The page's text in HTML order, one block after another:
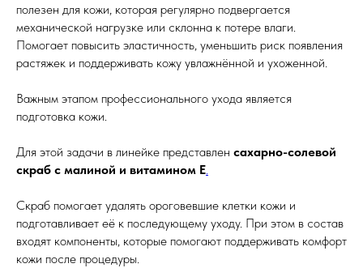
полезен для кожи, которая регулярно подвергается
механической нагрузке или склонна к потере влаги.
Помогает повысить эластичность, уменьшить риск появления
растяжек и поддерживать кожу увлажнённой и ухоженной.
Важным этапом профессионального ухода является
подготовка кожи.
Для этой задачи в линейке представлен сахарно-солевой
скраб с малиной и витамином Е
Скраб помогает удалять ороговевшие клетки кожи и
подготавливает её к последующему уходу. При этом в состав
входят компоненты, которые помогают поддерживать комфорт
кожи после процедуры.